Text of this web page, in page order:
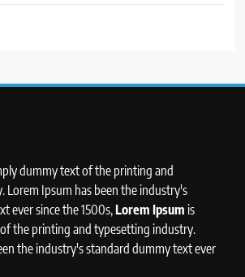
dummy text of the printing and
Lorem Ipsum has been the industry's
ever since the 1500s,Lorem Ipsum is
the printing and typesetting industry.
the industry's standard dummy text ever